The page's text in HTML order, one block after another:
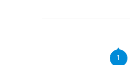
1